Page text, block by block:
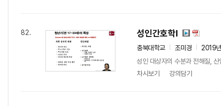
82. 성인간호학I
충북대학교 조미경
2019
성인 대상자의 수분과 전해질,
차시보기
강의담기